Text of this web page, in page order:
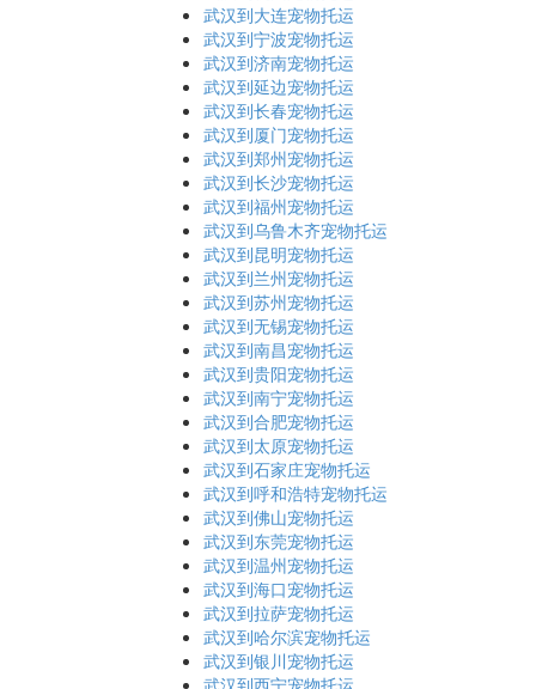
武汉到大连宠物托运
武汉到宁波宠物托运
武汉到济南宠物托运
武汉到延边宠物托运
武汉到长春宠物托运
武汉到厦门宠物托运
武汉到郑州宠物托运
武汉到长沙宠物托运
武汉到福州宠物托运
武汉到乌鲁木齐宠物托运
武汉到昆明宠物托运
武汉到兰州宠物托运
武汉到苏州宠物托运
武汉到无锡宠物托运
武汉到南昌宠物托运
武汉到贵阳宠物托运
武汉到南宁宠物托运
武汉到合肥宠物托运
武汉到太原宠物托运
武汉到石家庄宠物托运
武汉到呼和浩特宠物托运
武汉到佛山宠物托运
武汉到东莞宠物托运
武汉到温州宠物托运
武汉到海口宠物托运
武汉到拉萨宠物托运
武汉到哈尔滨宠物托运
武汉到银川宠物托运
武汉到西宁宠物托运